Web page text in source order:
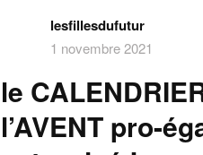
lesfillesdufutur
1 novembre 2021
le
l’AVENT pro-